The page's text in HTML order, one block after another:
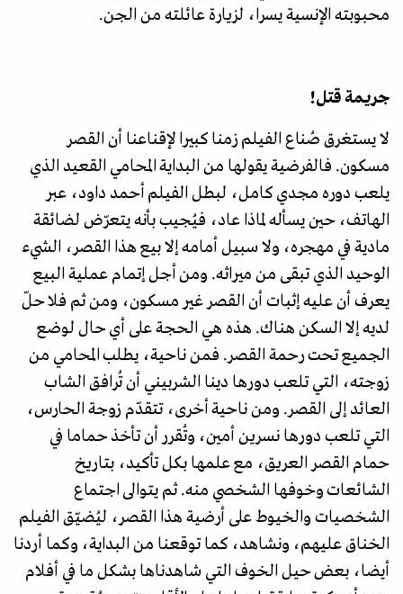
محبوبته الإنسية يسرا، لزيارة عائلته من الجن.
جريمة قتل!
لا يستغرق صُناع الفيلم زمنا كبيرا لإقناعنا أن القصر
مسكون. فالفرضية يقولها من البداية المحامي القعيد الذي
يلعب دوره مجدي كامل، لبطل الفيلم أحمد داود، عبر
الهاتف، حين يسأله لماذا عاد، فيُجيب بأنه يتعرّض لضائقة
مادية في مهجره، ولا سبيل أمامه إلا بيع هذا القصر، الشيء
الوحيد الذي تبقى من ميراثه. ومن أجل إتمام عملية البيع
يعرف أن عليه إثبات أن القصر غير مسكون، ومن ثم فلا حلّ
لديه إلا السكن هناك. هذه هي الحجة على أي حال لوضع
الجميع تحت رحمة القصر. فمن ناحية، يطلب المحامي من
زوجته، التي تلعب دورها دينا الشربيني أن تُرافق الشاب
العائد إلى القصر. ومن ناحية أخرى، تتقدّم زوجة الحارس،
التي تلعب دورها نسرين أمين، وتُقرر أن تأخذ حماما في
حمام القصر العريق، مع علمها بكل تأكيد، بتاريخ
الشائعات وخوفها الشخصي منه. ثم يتوالى اجتماع
الشخصيات والخيوط على أرضية هذا القصر، ليُضيّق الفيلم
الخناق عليهم، ونشاهد، كما توقعنا من البداية، وكما أردنا
أيضا، بعض حيل الخوف التي شاهدناها بشكل ما في أفلام